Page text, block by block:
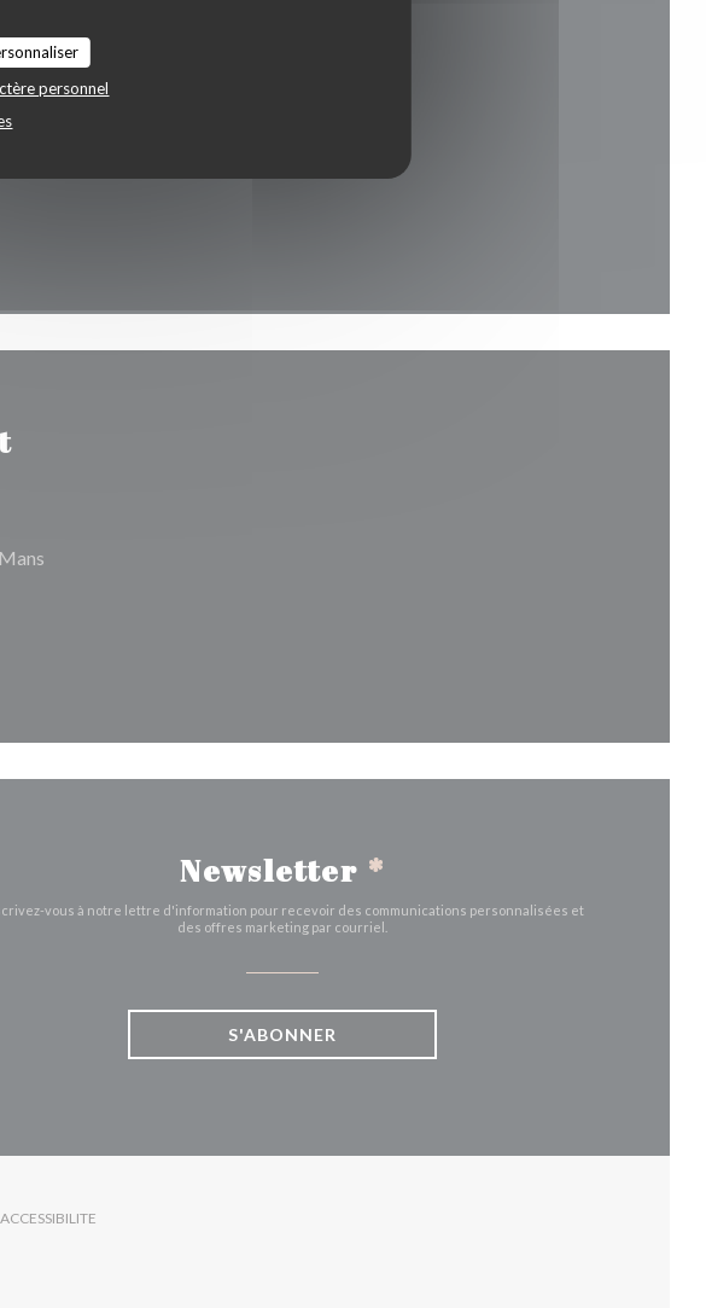
personnel
((ouvre une nouvelle fenêtre))
une nouvelle fenêtre))
((ouvre une nouvelle fenêtre))
Newsletter *
vous à notre lettre d'information pour recevoir des communications personnalisées et
des offres marketing par courriel.
S'ABONNER
FENÊTRE))
ACCESSIBILITE
((OUVRE UNE NOUVELLE FENÊTRE))